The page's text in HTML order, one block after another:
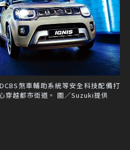
煞車輔助系統等安全科技配備打
穿越都市街道。 圖／Suzuki提供